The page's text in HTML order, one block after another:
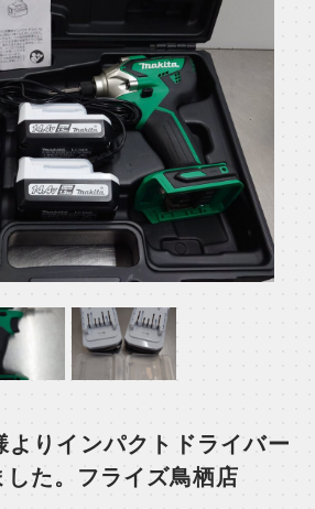
よりインパクトドライバー
した。フライズ鳥栖店